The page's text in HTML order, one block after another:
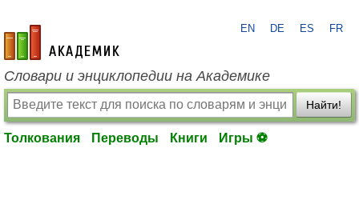
academic.ru
EN DE ES FR
Словари и энциклопедии на Академике
Найти!
Толкования Переводы Книги Игры ⚽